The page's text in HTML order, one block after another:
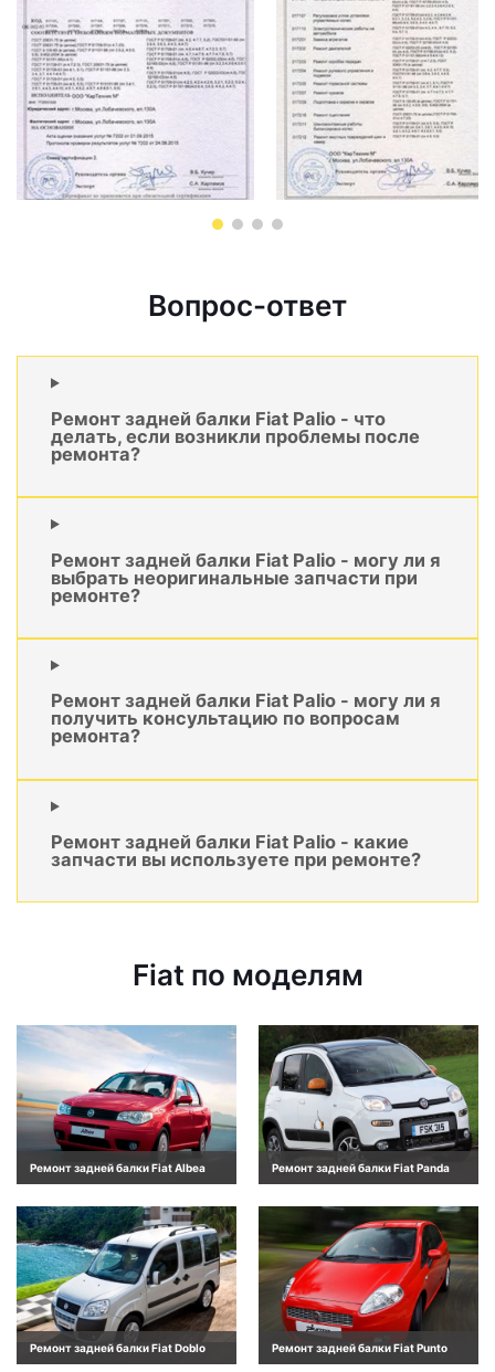
Вопрос-ответ
Ремонт задней балки Fiat Palio - что
делать, если возникли проблемы после
ремонта?
Ремонт задней балки Fiat Palio - могу ли я
выбрать неоригинальные запчасти при
ремонте?
Ремонт задней балки Fiat Palio - могу ли я
получить консультацию по вопросам
ремонта?
Ремонт задней балки Fiat Palio - какие
запчасти вы используете при ремонте?
Fiat по моделям
Ремонт задней балки Fiat Albea Ремонт задней балки Fiat Panda
Ремонт задней балки Fiat Doblo Ремонт задней балки Fiat Punto